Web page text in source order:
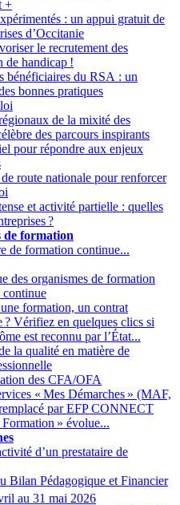
+
: un appui gratuit de
d’Occitanie
le recrutement des
de handicap !
bénéficiaires du RSA : un
bonnes pratiques
de la mixité des
des parcours inspirants
pour répondre aux enjeux
route nationale pour renforcer
et activité partielle : quelles
?
de formation
de formation continue...
des organismes de formation
continue
formation, un contrat
? Vérifiez en quelques clics si
est reconnu par l’État...
la qualité en matière de
des CFA/OFA
« Mes Démarches » (MAF,
par EFP CONNECT
» évolue...
d’un prestataire de
Bilan Pédagogique et Financier
au 31 mai 2026